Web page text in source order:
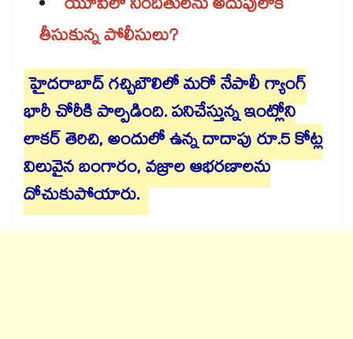
యూపీలో నిందితులను అదుపులోకి
తీసుకున్న పోలీసులు?
హైదరాబాద్​ గచ్చిబౌలిలో మరో నేపాలీ గ్యాంగ్
భారీ చోరీకి పాల్పడింది. పనిచేస్తున్న ఇంట్లోని
లాకర్ తెరిచి, అందులో ఉన్న దాదాపు రూ.5 కోట్ల
విలువైన బంగారం, వజ్రాల ఆభరణాలను
దోచుకుపోయారు.